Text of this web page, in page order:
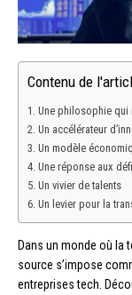
Contenu de
Une philosophie
Un accélérateur
Un modèle
Une réponse aux
Un vivier de talents
Un levier pour la
Dans un monde où la
source s’impose
entreprises tech.